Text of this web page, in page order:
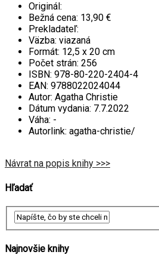
Originál:
Bežná cena: 13,90 €
Prekladateľ:
Väzba: viazaná
Formát: 12,5 x 20 cm
Počet strán: 256
ISBN: 978-80-220-2404-4
EAN: 9788022024044
Autor: Agatha Christie
Dátum vydania: 7.7.2022
Váha: -
Autorlink: agatha-christie/
Návrat na popis knihy >>>
Hľadať
Najnovšie knihy